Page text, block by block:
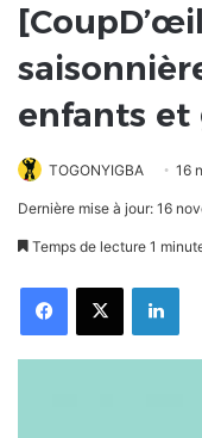
enfants et
TOGONYIGBA 16
Dernière mise à jour: 16
Temps de lecture 1
FacebookX